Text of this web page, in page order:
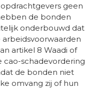
geen
de bonden
onderbouwd dat
artikel 8 Waadi of
cao-schadevordering
de bonden niet
omvang zij of hun